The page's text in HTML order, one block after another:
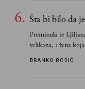
Šta bi bilo da
Preminula je
velikana, i žena
vodila računa o
BRANKO ROSIĆ